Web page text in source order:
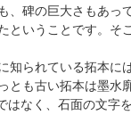
、碑の巨大さもあっ
ということです。そ
知られている拓本に
とも古い拓本は墨水
なく、石面の文字